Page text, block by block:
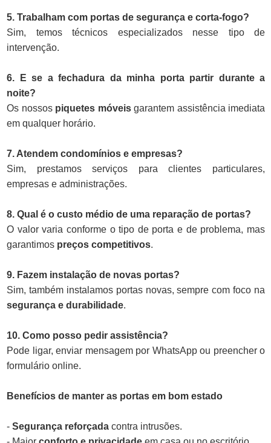
5. Trabalham com portas de segurança e corta-fogo?
Sim, temos técnicos especializados nesse tipo de
intervenção.
6. E se a fechadura da minha porta partir durante a
noite?
Os nossos piquetes móveisgarantem assistência imediata
em qualquer horário.
7. Atendem condomínios e empresas?
Sim, prestamos serviços para clientes particulares,
empresas e administrações.
8. Qual é o custo médio de uma reparação de portas?
O valor varia conforme o tipo de porta e de problema, mas
garantimos preços competitivos.
9. Fazem instalação de novas portas?
Sim, também instalamos portas novas, sempre com foco na
segurança e durabilidade.
10. Como posso pedir assistência?
Pode ligar, enviar mensagem por WhatsApp ou preencher o
formulário online.
Benefícios de manter as portas em bom estado
- Segurança reforçada contra intrusões.